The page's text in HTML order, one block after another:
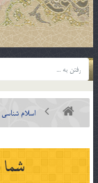
اسلام شناسی